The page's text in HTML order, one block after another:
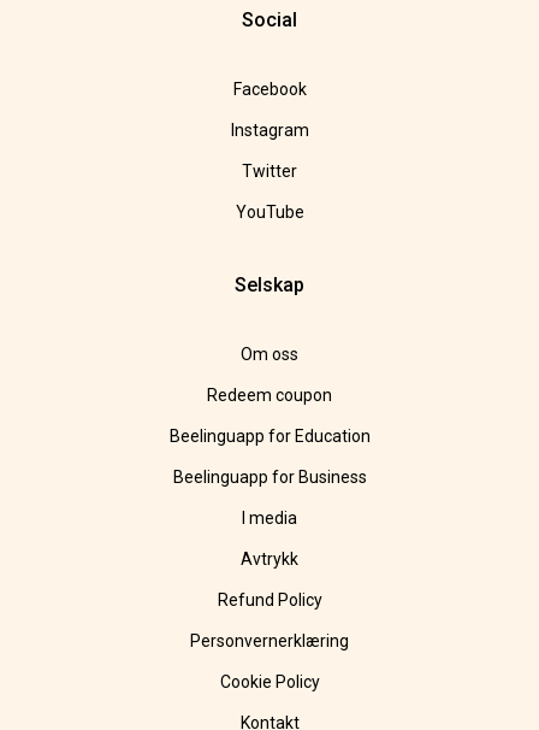
Social
Facebook
Instagram
Twitter
YouTube
Selskap
Om oss
Redeem coupon
Beelinguapp for Education
Beelinguapp for Business
I media
Avtrykk
Refund Policy
Personvernerklæring
Cookie Policy
Kontakt